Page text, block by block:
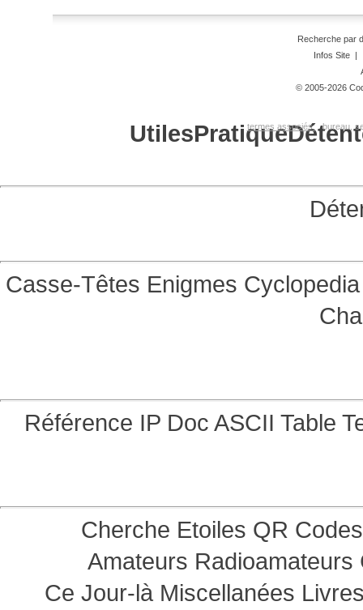
Recherche par
Infos Site|
© 2005-2026
termes associés: bureau,
UtilesPratique
Casse-Têtes Enigmes
Référence IP Doc ASCII Table
Cherche Etoiles QR Codes
Amateurs Radioamateurs
Ce Jour-là Miscellanées